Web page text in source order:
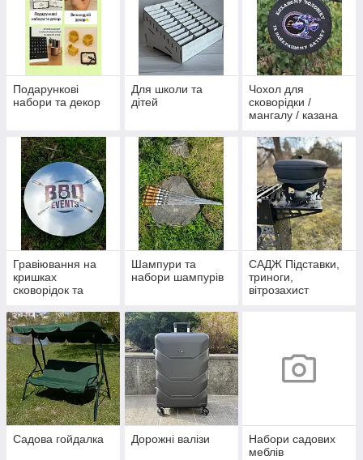
Подарункові
набори та декор
Для школи та
дітей
Чохол для
сковорідки /
мангалу / казана
Гравіювання на
кришках
сковорідок та
Шампури та
набори шампурів
САДЖ Підставки,
триноги,
вітрозахист
Садова гойдалка Дорожні валізи
Набори садових
меблів